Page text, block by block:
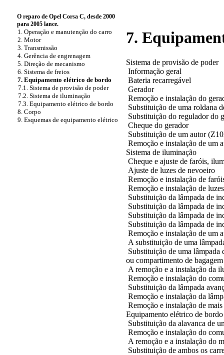
O reparo de Opel Corsa C, desde 2000
para 2005 lance.
1. Operação e manutenção do carro
2. Motor
3. Transmissão
4. Gerência de engrenagem
5. Direção de mecanismo
6. Sistema de freios
7. Equipamento elétrico de bordo
7.1. Sistema de provisão de poder
7.2. Sistema de iluminação
7.3. Equipamento elétrico de bordo
8. Corpo
9. Esquemas de equipamento elétrico
7.
Sistema de provisão de poder
Informação geral
Bateria recarregável
Gerador
Remoção e instalação do
Substituição de uma roldana
Substituição do regulador do
Cheque do gerador
Substituição de um autor
Remoção e instalação de
Sistema de iluminação
Cheque e ajuste de faróis,
Ajuste de luzes de nevoeiro
Remoção e instalação de
Remoção e instalação de
Substituição da lâmpada de
Substituição da lâmpada de
Substituição da lâmpada de
Substituição da lâmpada de
Remoção e instalação de um
A substituição de uma
Substituição de uma lâmpada
ou compartimento de bagagem
A remoção e a instalação da
Remoção e instalação do
Substituição da lâmpada
Remoção e instalação da
Remoção e instalação de
Equipamento elétrico de bordo
Substituição da alavanca de
Remoção e instalação do
A remoção e a instalação do
Substituição de ambos os